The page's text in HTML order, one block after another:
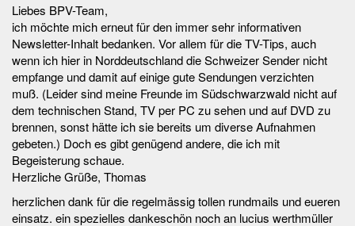
Liebes BPV-Team,
ich möchte mich erneut für den immer sehr informativen
Newsletter-Inhalt bedanken. Vor allem für die TV-Tips, auch
wenn ich hier in Norddeutschland die Schweizer Sender nicht
empfange und damit auf einige gute Sendungen verzichten
muß. (Leider sind meine Freunde im Südschwarzwald nicht auf
dem technischen Stand, TV per PC zu sehen und auf DVD zu
brennen, sonst hätte ich sie bereits um diverse Aufnahmen
gebeten.) Doch es gibt genügend andere, die ich mit
Begeisterung schaue.
Herzliche Grüße, Thomas
herzlichen dank für die regelmässig tollen rundmails und eueren
einsatz. ein spezielles dankeschön noch an lucius werthmüller